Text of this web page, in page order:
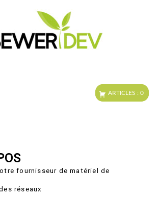
fournisseur de matériel de
réseaux